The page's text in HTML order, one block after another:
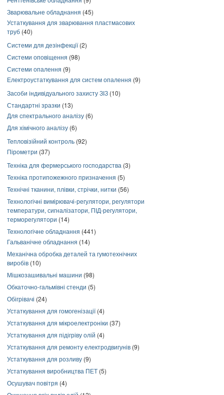
Зварювальне обладнання (45)
Устаткування для зварювання пластмасових
труб (40)
Системи для дезінфекції(2)
Системи оповіщення (98)
Системи опалення (9)
Електроустаткування для систем опалення (9)
Засоби індивідуального захисту ЗІЗ (10)
Стандартні зразки (13)
Для спектрального аналізу (6)
Для хімічного аналізу (6)
Тепловізійний контроль (92)
Пірометри (37)
Техніка для фермерського господарства (3)
Техніка протипожежного призначення (5)
Технічні тканини, плівки, стрічки, нитки (56)
Технологічні вимірювачі-регулятори, регулятори
температури, сигналізатори, ПІД-регулятори,
терморегулятори (14)
Технологічне обладнання (441)
Гальванічне обладнання (14)
Механічна обробка деталей та гумотехнічних
виробів (10)
Мішкозашивальні машини (98)
Обкаточно-гальмівні стенди (5)
Обігрівачі (24)
Устаткування для гомогенізації(4)
Устаткування для мікроелектроніки (37)
Устаткування для підігріву олій (4)
Устаткування для ремонту електродвигунів (9)
Устаткування для розливу (9)
Устаткування виробництва ПЕТ (5)
Осушувач повітря (4)